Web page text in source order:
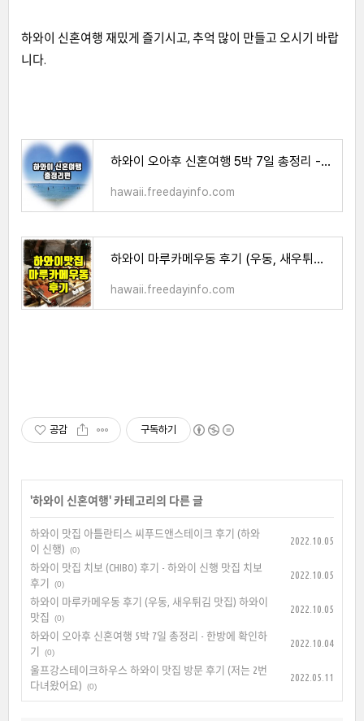
하와이 신혼여행 재밌게 즐기시고, 추억 많이 만들고 오시기 바랍
니다.
하와이 오아후 신혼여행 5박 7일 총정리 - 한방에 확인하기
hawaii.freedayinfo.com
하와이 마루카메우동 후기 (우동, 새우튀김 맛집) 하와이 맛집
hawaii.freedayinfo.com
공감 구독하기
'하와이 신혼여행' 카테고리의 다른 글
하와이 맛집 아틀란티스 씨푸드앤스테이크 후기 (하와
이 신행)
(0)
2022.10.05
하와이 맛집 치보 (CHIBO) 후기 - 하와이 신행 맛집 치보
후기
(0)
2022.10.05
하와이 마루카메우동 후기 (우동, 새우튀김 맛집) 하와이
맛집
(0)
2022.10.05
하와이 오아후 신혼여행 5박 7일 총정리 - 한방에 확인하
기
(0)
2022.10.04
울프강스테이크하우스 하와이 맛집 방문 후기 (저는 2번
다녀왔어요)
(0)
2022.05.11